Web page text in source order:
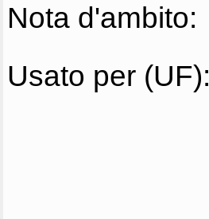
Nota d'ambito:
Usato per (UF):